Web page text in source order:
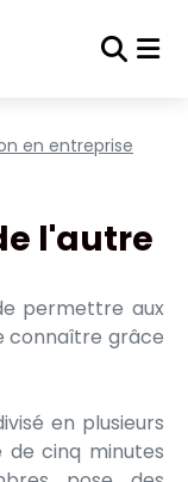
en entreprise
l'autre
permettre aux
connaître grâce
en plusieurs
de cinq minutes